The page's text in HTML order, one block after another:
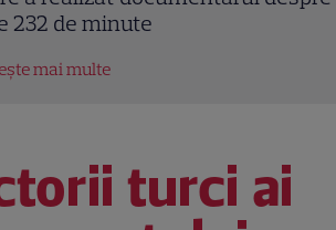
232 de minute
mai multe
turci ai